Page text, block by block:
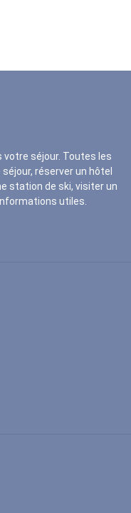
votre séjour. Toutes les
réserver un hôtel
station de ski, visiter un
utiles.